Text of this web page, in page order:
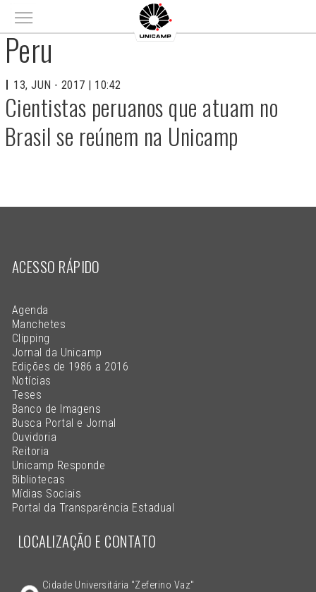
Main menu
Peru
13, JUN - 2017 | 10:42
Cientistas peruanos que atuam no
Brasil se reúnem na Unicamp
ACESSO RÁPIDO
Agenda
Manchetes
Clipping
Jornal da Unicamp
Edições de 1986 a 2016
Notícias
Teses
Banco de Imagens
Busca Portal e Jornal
Ouvidoria
Reitoria
Unicamp Responde
Bibliotecas
Mídias Sociais
Portal da Transparência Estadual
LOCALIZAÇÃO E CONTATO
Cidade Universitária "Zeferino Vaz"